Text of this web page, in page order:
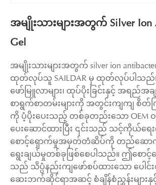
အမျိုးသားများအတွက် Silver Ion
Gel
အမျိုးသားများအတွက် silver ion
ထုတ်လုပ်သူ SAILDAR မှ ထုတ်လုပ်ပါသ
ဖော်မြူလာများ၊ ထုပ်ပိုးခြင်းနှင့် အရည်အ
စာရွက်စာတမ်းများကို အတွင်းကျကျ စိတ်
ကို ပံ့ပိုးပေးသည့် တစ်ခုတည်းသော OEM ဝ
ပေးဆောင်ထားပြီး ၎င်းသည် သင့်ကိုယ်ရ
စောင့်ရှောက်မှုအမှတ်တံဆိပ်ကို တည်ဆော
ရွေးချယ်မှုတစ်ခုဖြစ်စေပါသည်။ ဤစေ
သည် သိပ္ပံနည်းကျဖော်စပ်ထားသော ပေါင်း
ဆေးဘက်ဆိုင်ရာအဆင့် စံချိန်စံညွှန်းမျာ